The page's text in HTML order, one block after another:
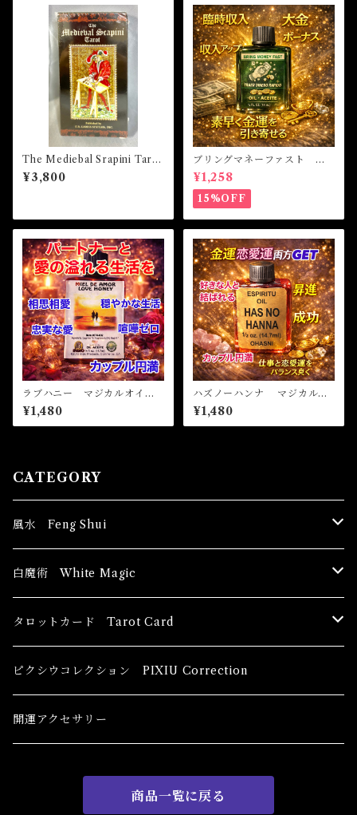
The Mediebal Srapini Tarot
ザ・メディーバルスラピニタ
ロット
¥3,800
ブリングマネーファスト マ
ジカルオイル・魔女オイル B
RING MONEY FAST Magi
cal Oil
¥1,258
15%OFF
ラブハニー マジカルオイ
ル・魔女オイル LOVE HO
NEY Magical Oil
¥1,480
ハズノーハンナ マジカルオ
イル・魔女オイル HAS NO
HANNA Magical Oil
¥1,480
CATEGORY
風水 Feng Shui
ブッダ Buddha
恋愛運
健康運 Health
金運 Money
白魔術 White Magic
香油 Oils
恋愛 Love
金運 Money
スピリチュアル Spiritual
キャンドル Candles
恋愛 Love
線香 Stick Incense
タロットカード Tarot Card
初心者向け For The Beginners
中級者向け
ピクシウコレクション PIXIU Correction
開運アクセサリー
商品一覧に戻る